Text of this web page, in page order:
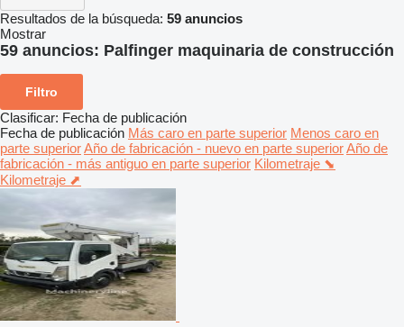
Resultados de la búsqueda: 59 anuncios
Mostrar
59 anuncios: Palfinger maquinaria de construcción
Filtro
Clasificar: Fecha de publicación
Fecha de publicación Más caro en parte superior Menos caro en
parte superiorAño de fabricación - nuevo en parte superiorAño de
fabricación - más antiguo en parte superior Kilometraje ⬊
Kilometraje ⬈